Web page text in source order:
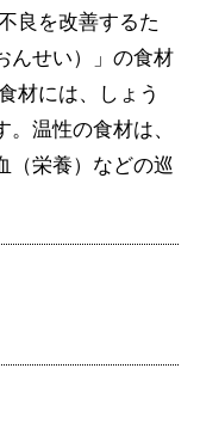
良を改善するた
んせい）」の食材
材には、しょう
温性の食材は、
（栄養）などの巡